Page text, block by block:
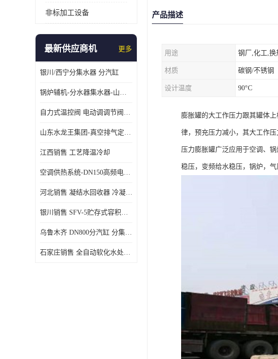
非标加工设备
最新供应商机 更多
银川/西宁分集水器 分汽缸
锅炉辅机-分水器集水器-山东龙源供热设备
自力式温控阀 电动调调节阀温控阀-济南张夏水暖设备
山东水龙王集团-真空排气定压机组
江西销售 工艺降温冷却
空调供热系统-DN150高频电子水除垢仪
河北销售 凝结水回收器 冷凝水回收器
银川销售 SFV-5贮存式容积式换热器
乌鲁木齐 DN800分汽缸 分集水器
石家庄销售 全自动软化水处理器
产品描述
用途
材质 碳钢/不锈钢
设计温度 90°C
膨胀罐的大工作压力跟其罐体
律，预充压力减小，其大工作
压力膨胀罐广泛应用于空调、
稳压，变频给水稳压，锅炉，气